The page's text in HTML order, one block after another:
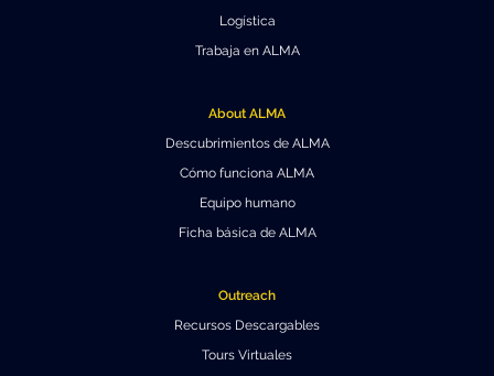
Logística
Trabaja en ALMA
About ALMA
Descubrimientos de ALMA
Cómo funciona ALMA
Equipo humano
Ficha básica de ALMA
Outreach
Recursos Descargables
Tours Virtuales